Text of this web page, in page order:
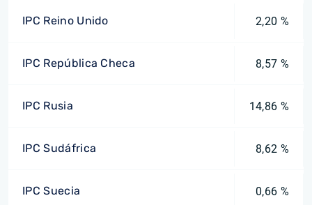
IPC Reino Unido 2,20 %
IPC República Checa 8,57 %
IPC Rusia 14,86 %
IPC Sudáfrica 8,62 %
IPC Suecia 0,66 %